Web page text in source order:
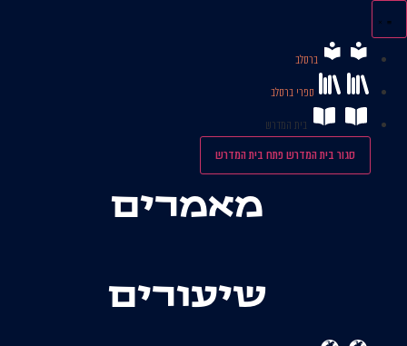
לתוכן
ברסלב
ספרי ברסלב
בית המדרש
סגור בית המדרשפתח בית המדרש
מאמרים
שיעורים